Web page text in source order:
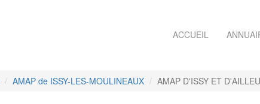
ACCUEIL
AMAP de ISSY-LES-MOULINEAUX AMAP D'ISSY ET